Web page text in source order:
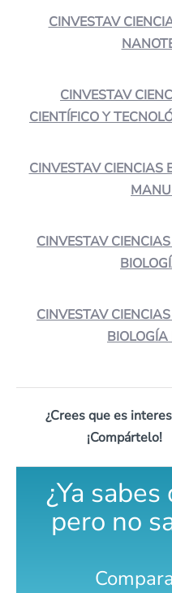
CINVESTAV
CINVESTAV
CIENTÍFICO Y
CINVESTAV CIENCIAS
CINVESTAV
CINVESTAV
¿Crees que es
¡Compártelo!
¿Ya
pero no